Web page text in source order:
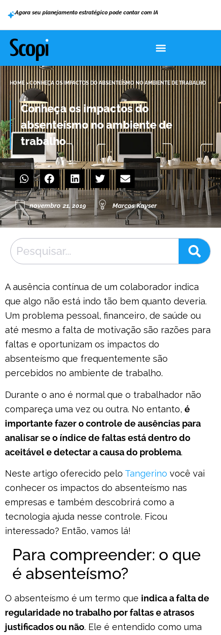
Agora seu planejamento estratégico pode contar com IA
HOME >CONHEÇA OS IMPACTOS DO ABSENTEÍSMO NO AMBIENTE DE TRABALHO
Conheça os impactos do
absenteísmo no ambiente de
trabalho
novembro 21, 2019 Marcos Kayser
A ausência contínua de um colaborador indica
que algo não está indo tão bem quanto deveria.
Um problema pessoal, financeiro, de saúde ou
até mesmo a falta de motivação são razões para
faltas e oportunizam os impactos do
absenteísmo que frequentemente são
percebidos no ambiente de trabalho.
Durante o ano é normal que o trabalhador não
compareça uma vez ou outra. No entanto, é
importante fazer o controle de ausências para
analisar se o índice de faltas está dentro do
aceitável e detectar a causa do problema.
Neste artigo oferecido pelo Tangerino você vai
conhecer os impactos do absenteísmo nas
empresas e também descobrirá como a
tecnologia ajuda nesse controle. Ficou
interessado? Então, vamos lá!
Para compreender: o que
é absenteísmo?
O absenteísmo é um termo que indica a falta de
regularidade no trabalho por faltas e atrasos
justificados ou não. Ele é entendido como uma